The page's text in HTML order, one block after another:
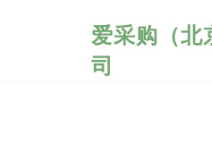
爱采购（北
司